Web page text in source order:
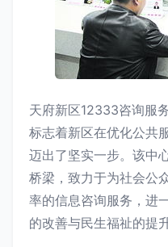
天府新区12333咨询服
标志着新区在优化公共
迈出了坚实一步。该中
桥梁，致力于为社会公
率的信息咨询服务，进
的改善与民生福祉的提升